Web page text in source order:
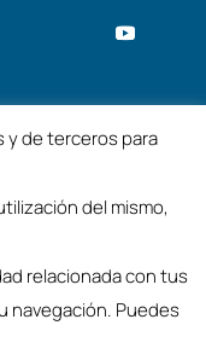
de Málaga
y de terceros para
del mismo,
relacionada con tus
navegación. Puedes